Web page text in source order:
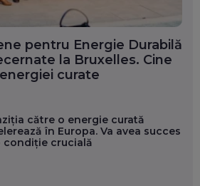
pentru Energie Durabilă
la Bruxelles. Cine
curate
către o energie curată
în Europa. Va avea succes
condiție crucială